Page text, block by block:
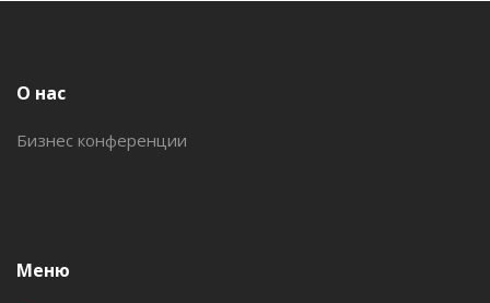
О нас
Бизнес конференции
Меню